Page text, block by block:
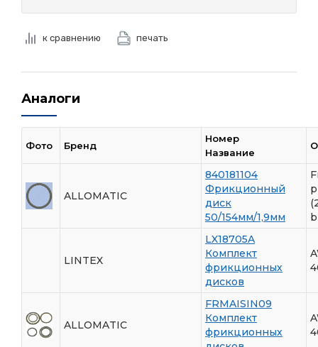
к сравнению печать
Аналоги
Фото Бренд
Номер
Название
ALLOMATIC
840181104
Фрикционный
диск
50/154мм/1,9мм
LINTEX
LX18705A
Комплект
фрикционных
дисков
ALLOMATIC
FRMAISIN09
Комплект
фрикционных